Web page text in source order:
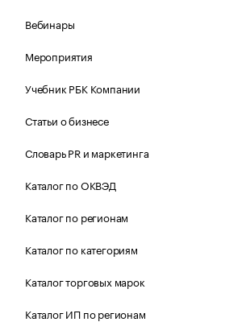
Вебинары
Мероприятия
Учебник РБК Компании
Статьи о бизнесе
Словарь PR и маркетинга
Каталог по ОКВЭД
Каталог по регионам
Каталог по категориям
Каталог торговых марок
Каталог ИП по регионам